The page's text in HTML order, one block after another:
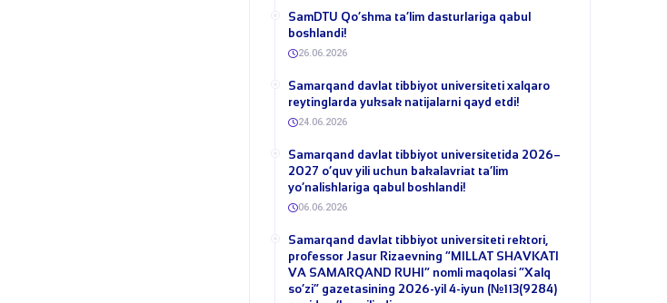
​SamDTU Qo‘shma ta’lim dasturlariga qabul
boshlandi!
26.06.2026
Samarqand davlat tibbiyot universiteti xalqaro
reytinglarda yuksak natijalarni qayd etdi!
24.06.2026
Samarqand davlat tibbiyot universitetida 2026–
2027 o‘quv yili uchun bakalavriat ta’lim
yo‘nalishlariga qabul boshlandi!
06.06.2026
​Samarqand davlat tibbiyot universiteti rektori,
professor Jasur Rizaevning “MILLAT SHAVKATI
VA SAMARQAND RUHI” nomli maqolasi “Xalq
so‘zi” gazetasining 2026-yil 4-iyun (№113(9284)